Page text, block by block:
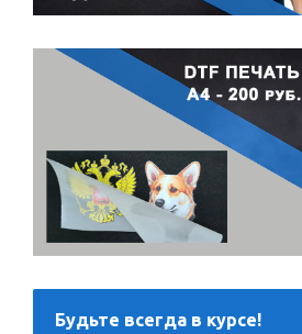
Будьте всегда в курсе!